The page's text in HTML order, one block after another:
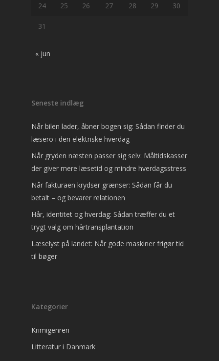
24 25 26 27 28 29 30
31
« jun
Seneste indlæg
Når bilen lader, åbner bogen sig: Sådan finder du
læsero i den elektriske hverdag
Når gryden næsten passer sig selv: Måltidskasser
der giver mere læsetid og mindre hverdagsstress
Når fakturaen krydser grænser: Sådan får du
betalt – og bevarer relationen
Hår, identitet og hverdag: Sådan træffer du et
trygt valg om hårtransplantation
Læselyst på landet: Når gode maskiner frigør tid
til bøger
Kategorier
Krimigenren
Litteratur i Danmark